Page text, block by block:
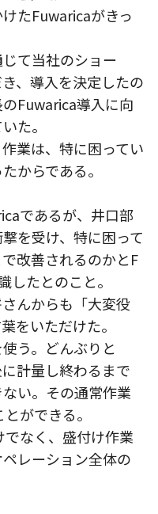
たFuwaricaがきっ
て当社のショー
、導入を決定したの
Fuwarica導入に向
た。
業は、特に困ってい
からである。
であるが、井口部
を受け、特に困って
改善されるのかとF
したとのこと。
んからも「大変役
をいただけた。
う。どんぶりと
計量し終わるまで
い。その通常作業
ができる。
なく、盛付け作業
レーション全体の